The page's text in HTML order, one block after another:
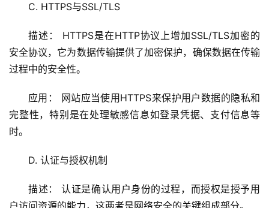
维
C. HTTPS与SSL/TLS
描述： HTTPS是在HTTP协议上增加SSL/TLS加密的
安全协议，它为数据传输提供了加密保护，确保数据在传输
过程中的安全性。
应用： 网站应当使用HTTPS来保护用户数据的隐私和
完整性，特别是在处理敏感信息如登录凭据、支付信息等
时。
D. 认证与授权机制
描述： 认证是确认用户身份的过程，而授权是授予用